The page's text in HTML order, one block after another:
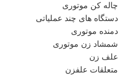
چاله کن موتوری
دستگاه های چند عملیاتی
دمنده موتوری
شمشاد زن موتوری
علف زن
متعلقات علفزن